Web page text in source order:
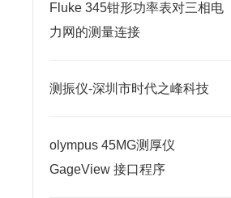
Fluke 345钳形功率表对三相电
力网的测量连接
测振仪-深圳市时代之峰科技
olympus 45MG测厚仪
GageView 接口程序